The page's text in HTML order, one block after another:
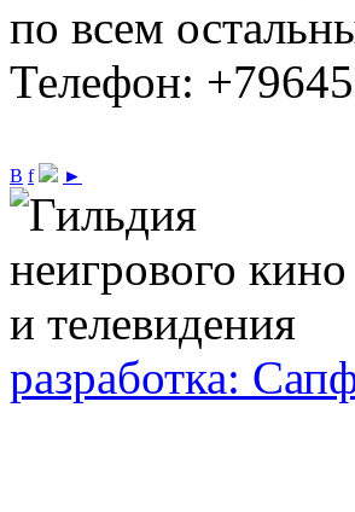
по всем
Телефон:
В f ►
разработка: